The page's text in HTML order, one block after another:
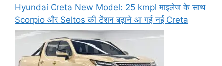
Hyundai Creta New Model: 25 kmpl माइलेज के साथ
Scorpio और Seltos की टेंशन बढ़ाने आ गई नई Creta